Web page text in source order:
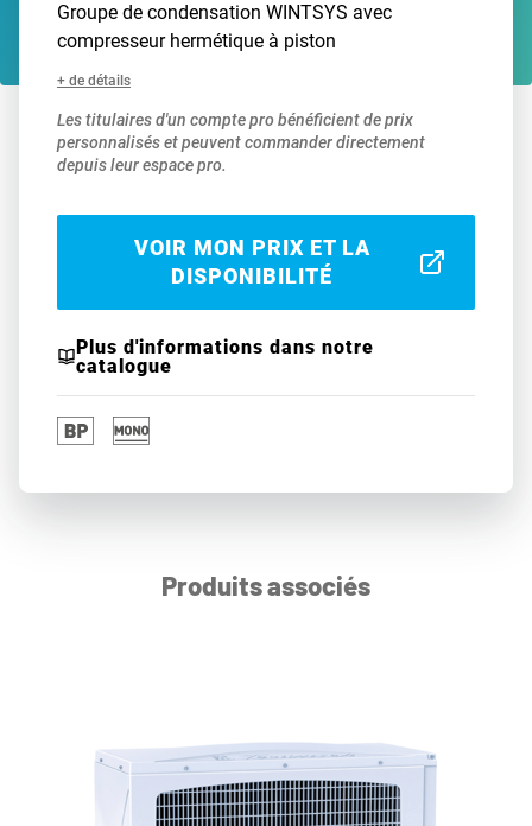
Groupe de condensation WINTSYS avec
compresseur hermétique à piston
+ de détails
Les titulaires d'un compte pro bénéficient de prix
personnalisés et peuvent commander directement
depuis leur espace pro.
VOIR MON PRIX ET LA
DISPONIBILITÉ
Plus d'informations dans notre
catalogue
Produits associés